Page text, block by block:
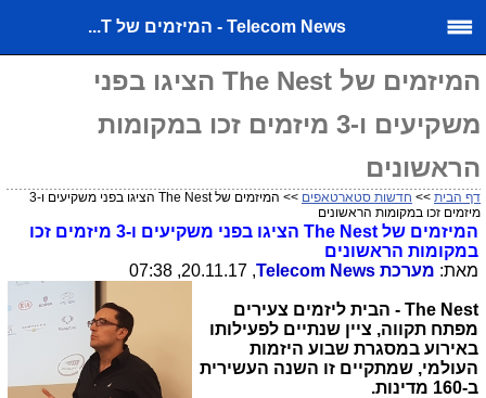
Telecom News - המיזמים של T...
המיזמים של The Nest הציגו בפני
משקיעים ו-3 מיזמים זכו במקומות
הראשונים
דף הבית >> חדשות סטארטאפים
>> המיזמים של The Nest הציגו בפני משקיעים ו-3
מיזמים זכו במקומות הראשונים
המיזמים של The Nest
הציגו בפני משקיעים ו-3 מיזמים זכו
במקומות הראשונים
מאת: מערכת Telecom News
, 20.11.17, 07:38
The Nest - הבית ליזמים צעירים
מפתח תקווה, ציין שנתיים לפעילותו
באירוע במסגרת שבוע היזמות
העולמי, שמתקיים זו השנה העשירית
ב-160 מדינות.